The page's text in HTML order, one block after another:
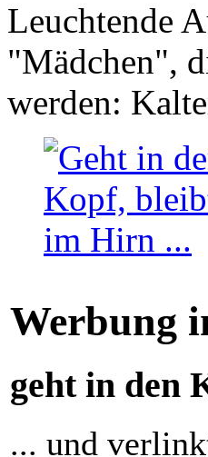
Leuchtende
"Mädchen",
werden:
Werbung
geht in den
... und